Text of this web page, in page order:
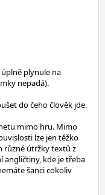
plynule na
nepadá).
do čeho člověk jde.
mimo hru. Mimo
lze jen těžko
různé útržky textů z
angličtiny, kde je třeba
šanci cokoliv